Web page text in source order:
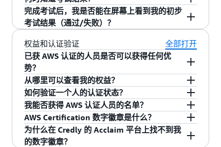
已经全面发布 3 个月才会纳入到认证考试范围。
对于所有其他考试，新推出的产品、服务或功能
必须已经全面发布 6 个月才会纳入到认证考试范
围。本指南仅适用于认证考试，不适用于培训。
培训会更加迅速地覆盖新服务和功能。
考试结果（包括测试版考试的成绩）将在您完成
考试后 5 个工作日内公布。您将收到一封电子邮
账户的“考试历史记录”中。
完成考试后，我是否能在屏幕上看到我的初步
考试结果（通过/失败）？
立即显示“通过/失败”的结果。您可以在完成考试
后的五个工作日内，在AWS Certification 账户
的
“考试历史记录”下方查看详细的考试结果。如果您
通过了考试，可能会在考试结果发布到您的 AWS
Certification 账户之前，先收到 Credly 数字徽章
电子邮件通知。Credly 是我们认可的数字徽章提
供商。
权益和认证验证
全部打开
已获 AWS 认证的人员是否可以获得任何优
势？
除了可证明您具备技术技能外，AWS Certification
还可为您提供切实的利益来帮助您展现您的成
就，并进一步提升您的 AWS 专业能力。请查看
AWS Certification 权益页面，获取完整的权益列
表。
从哪里可以查看我的权益？
要查看 AWS 认证的独家权益，请登录到
aws.training。然后，前往您的 AWS Certification
账户，即可查看您获得的所有优势。您可以在通
过考试后五个工作日内获得这些优势。
如何验证一个人的认证状态？
要验证 AWS Certification，请要求获得者提供
AWS Certification 数字徽章链接。通过 Credly 的
Acclaim 平台，我们为所有获得 AWS Certification
的人员提供数字徽章，以支持识别和验证。每个
我能否获得 AWS 认证人员的名单？
不，AWS 不提供 AWS 认证人员的名单。许多获得
AWS 认证的人员选择在公开档案和简历上共享其
认证状态。AWS Certification 数字徽章可以通过
AWS Certification 数字徽章是什么？
AWS Certification 提供数字徽章，这是获得 AWS
Certification 以展示认证状态的一项优势。我们通
为什么在 Credly 的 Acclaim 平台上找不到我
的数字徽章？